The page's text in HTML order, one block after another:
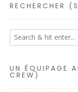
RECHERCHER
UN ÉQUIPAGE
CREW)